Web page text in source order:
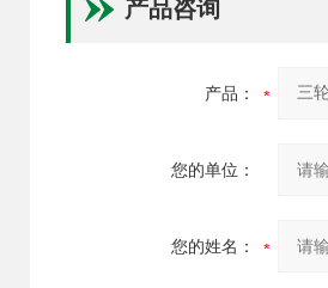
产品咨询
产品：
您的单位：
您的姓名：